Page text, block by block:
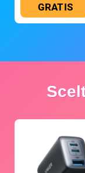
GRATIS